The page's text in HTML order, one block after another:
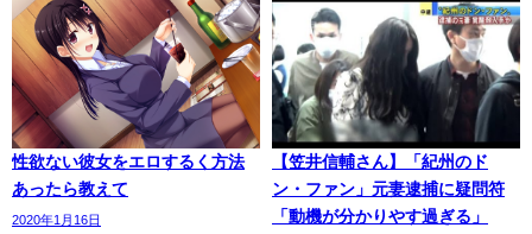
性欲ない彼女をエロするく方法
あったら教えて
2020年1月16日
【笠井信輔さん】「紀州のド
ン・ファン」元妻逮捕に疑問符
「動機が分かりやす過ぎる」